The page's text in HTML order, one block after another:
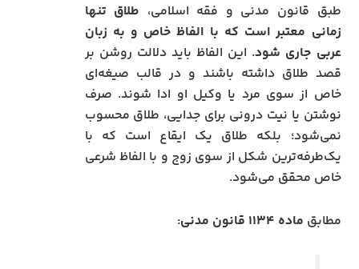
طبق قانون مدنی و فقه اسلامی، طلاق تنها
زمانی معتبر است که با الفاظ خاص و به زبان
عربی جاری شود. این الفاظ باید دلالت روشن بر
قصد طلاق داشته باشند و در قالب صیغه‌ای
خاص از سوی مرد یا وکیل او ادا شوند. صرف
نوشتن یا نیت درونی برای جدایی، طلاق محسوب
نمی‌شود؛ بلکه طلاق یک ایقاع است که با
یک‌طرفه‌ترین شکل از سوی زوج و با الفاظ شرعی
خاص محقق می‌شود.
مطابق ماده ۱۱۳۴ قانون مدنی :